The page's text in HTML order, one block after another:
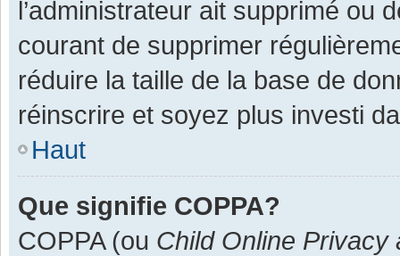
l’administrateur ait supprimé ou
courant de supprimer
réduire la taille de la base de
réinscrire et soyez plus investi
Haut
Que signifie COPPA?
COPPA (ou Child Online Privacy